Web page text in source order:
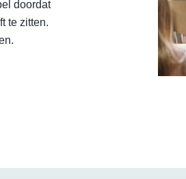
doordat
te zitten.